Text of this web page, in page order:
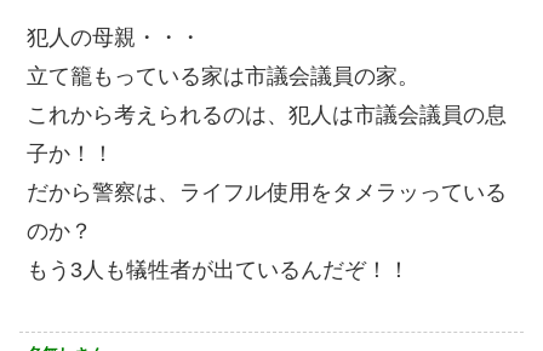
犯人の母親・・・
立て籠もっている家は市議会議員の家。
これから考えられるのは、犯人は市議会議員の息
子か！！
だから警察は、ライフル使用をタメラッっている
のか？
もう3人も犠牲者が出ているんだぞ！！